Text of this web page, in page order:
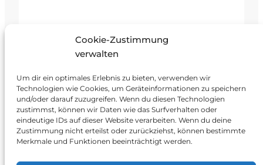
Cookie-Zustimmung
verwalten
Um dir ein optimales Erlebnis zu bieten, verwenden wir
Technologien wie Cookies, um Geräteinformationen zu speichern
und/oder darauf zuzugreifen. Wenn du diesen Technologien
zustimmst, können wir Daten wie das Surfverhalten oder
eindeutige IDs auf dieser Website verarbeiten. Wenn du deine
Zustimmung nicht erteilst oder zurückziehst, können bestimmte
Merkmale und Funktionen beeinträchtigt werden.
Solar-Fans.
Mein Projekt starten